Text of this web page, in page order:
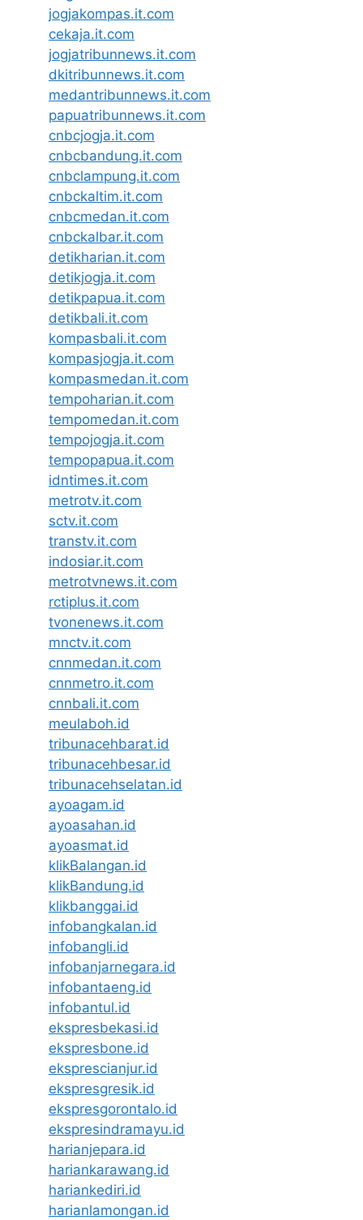
jogjakompas.it.com
cekaja.it.com
jogjatribunnews.it.com
dkitribunnews.it.com
medantribunnews.it.com
papuatribunnews.it.com
cnbcjogja.it.com
cnbcbandung.it.com
cnbclampung.it.com
cnbckaltim.it.com
cnbcmedan.it.com
cnbckalbar.it.com
detikharian.it.com
detikjogja.it.com
detikpapua.it.com
detikbali.it.com
kompasbali.it.com
kompasjogja.it.com
kompasmedan.it.com
tempoharian.it.com
tempomedan.it.com
tempojogja.it.com
tempopapua.it.com
idntimes.it.com
metrotv.it.com
sctv.it.com
transtv.it.com
indosiar.it.com
metrotvnews.it.com
rctiplus.it.com
tvonenews.it.com
mnctv.it.com
cnnmedan.it.com
cnnmetro.it.com
cnnbali.it.com
meulaboh.id
tribunacehbarat.id
tribunacehbesar.id
tribunacehselatan.id
ayoagam.id
ayoasahan.id
ayoasmat.id
klikBalangan.id
klikBandung.id
klikbanggai.id
infobangkalan.id
infobangli.id
infobanjarnegara.id
infobantaeng.id
infobantul.id
ekspresbekasi.id
ekspresbone.id
eksprescianjur.id
ekspresgresik.id
ekspresgorontalo.id
ekspresindramayu.id
harianjepara.id
hariankarawang.id
hariankediri.id
harianlamongan.id